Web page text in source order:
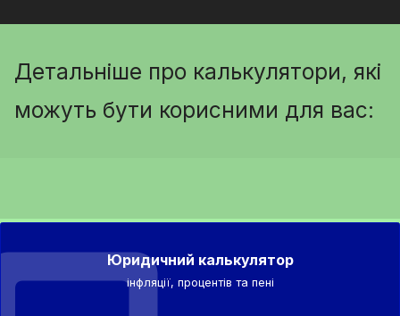
Детальніше про калькулятори, які
можуть бути корисними для вас:
Юридичний калькулятор
інфляції, процентів та пені